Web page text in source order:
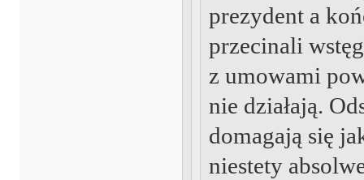
prezydent a
przecinali
z umowami
nie działają.
domagają się
niestety